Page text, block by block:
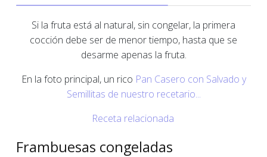
Si la fruta está al natural, sin congelar, la primera
cocción debe ser de menor tiempo, hasta que se
desarme apenas la fruta.
En la foto principal, un rico Pan Casero con Salvado y
Semillitas de nuestro recetario...
Receta relacionada
Frambuesas congeladas